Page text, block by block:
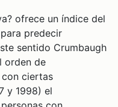
ofrece un índice del
predecir
sentido Crumbaugh
orden de
ciertas
y 1998) el